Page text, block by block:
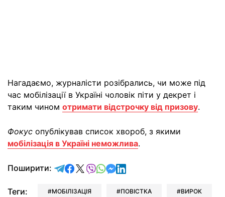
Нагадаємо, журналісти розібрались, чи може під
час мобілізації в Україні чоловік піти у декрет і
таким чином отримати відстрочку від призову.
Фокус опублікував список хвороб, з якими
мобілізація в Україні неможлива.
Поширити: відправити у Telegram
поділитись у Facebook
поділитись у X
відправити у Viber
відправити у Whatsapp
відправити у Messenger
відправити у LinkedIn
Теги: МОБІЛІЗАЦІЯ ПОВІСТКА ВИРОК